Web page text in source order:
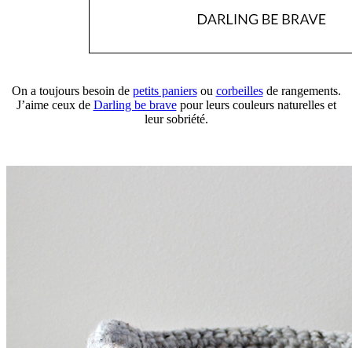
On a toujours besoin de petits paniersou corbeillesde rangements.
J’aime ceux de Darling be bravepour leurs couleurs naturelles et
leur sobriété.